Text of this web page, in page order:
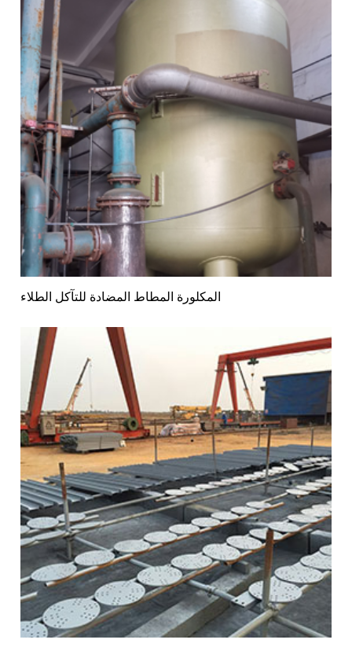
المكلورة المطاط المضادة للتآكل الطلاء